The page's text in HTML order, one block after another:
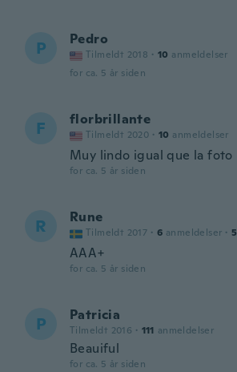
P Pedro
Tilmeldt 2018 · 10 anmeldelser
for ca. 5 år siden
F florbrillante
Tilmeldt 2020 · 10 anmeldelser
Muy lindo igual que la foto
for ca. 5 år siden
R Rune
Tilmeldt 2017 · 6 anmeldelser · 5
AAA+
for ca. 5 år siden
P Patricia
Tilmeldt 2016 · 111 anmeldelser
Beauiful
for ca. 5 år siden